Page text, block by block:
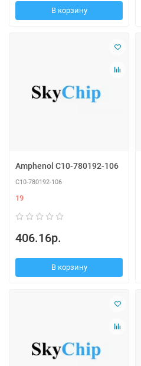
В корзину
Amphenol C10-780192-106
C10-780192-106
19
406.16р.
В корзину